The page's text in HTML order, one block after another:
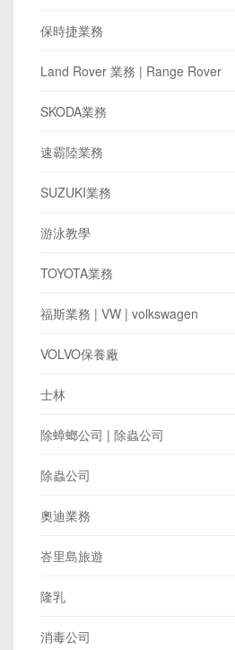
保時捷業務
Land Rover 業務 | Range Rover
SKODA業務
速霸陸業務
SUZUKI業務
游泳教學
TOYOTA業務
​福斯業務 | VW | volkswagen
VOLVO保養廠
士林
除蟑螂公司 | 除蟲公司
除蟲公司
奧迪業務
峇里島旅遊
隆乳
消毒公司